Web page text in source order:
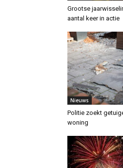
Grootse
aantal keer in actie
Nieuws
Politie zoekt
woning